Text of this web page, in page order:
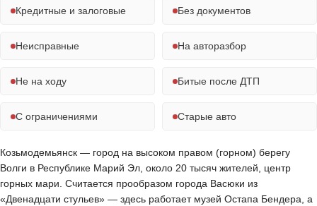
Кредитные и залоговые Без документов
Неисправные На авторазбор
Не на ходу Битые после ДТП
С ограничениями Старые авто
Козьмодемьянск — город на высоком правом (горном) берегу
Волги в Республике Марий Эл, около 20 тысяч жителей, центр
горных мари. Считается прообразом города Васюки из
«Двенадцати стульев» — здесь работает музей Остапа Бендера, а